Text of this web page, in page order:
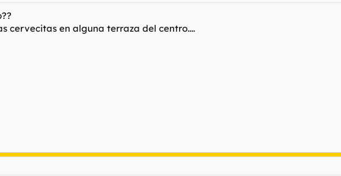
cervecitas en alguna terraza del centro....